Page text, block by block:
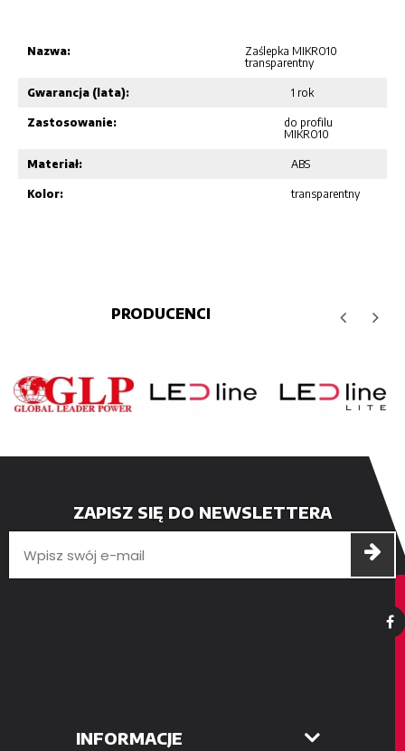
Nazwa:
Zaślepka MIKRO10
transparentny
Gwarancja (lata): 1 rok
Zastosowanie:
do profilu
MIKRO10
Materiał: ABS
Kolor: transparentny
PRODUCENCI
ZAPISZ SIĘ DO NEWSLETTERA
INFORMACJE